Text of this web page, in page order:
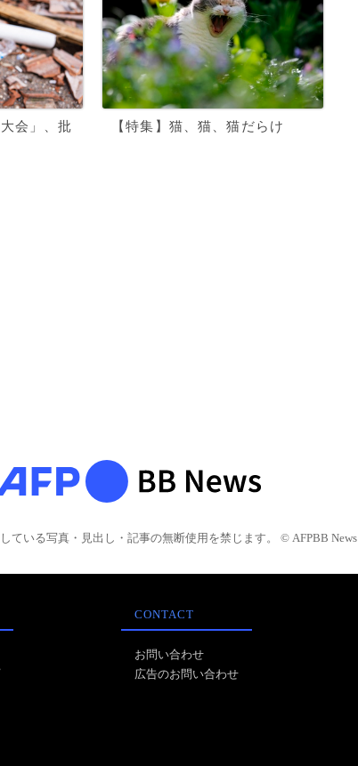
会」、批
【特集】猫、猫、猫だらけ
ている写真・見出し・記事の無断使用を禁じます。 © AFPBB News
CONTACT
お問い合わせ
広告のお問い合わせ